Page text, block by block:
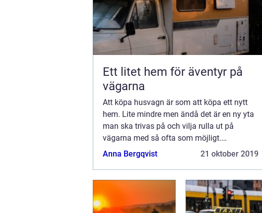
Ett litet hem för äventyr på
vägarna
Att köpa husvagn är som att köpa ett nytt
hem. Lite mindre men ändå det är en ny yta
man ska trivas på och vilja rulla ut på
vägarna med så ofta som möjligt.
Husvagnar ger en möjlighet a...
Anna Bergqvist 21 oktober 2019